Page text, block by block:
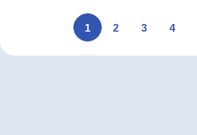
1 2 3 4